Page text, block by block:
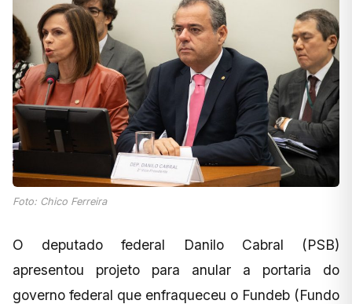
Foto: Chico Ferreira
O deputado federal Danilo Cabral (PSB)
apresentou projeto para anular a portaria do
governo federal que enfraqueceu o Fundeb (Fundo